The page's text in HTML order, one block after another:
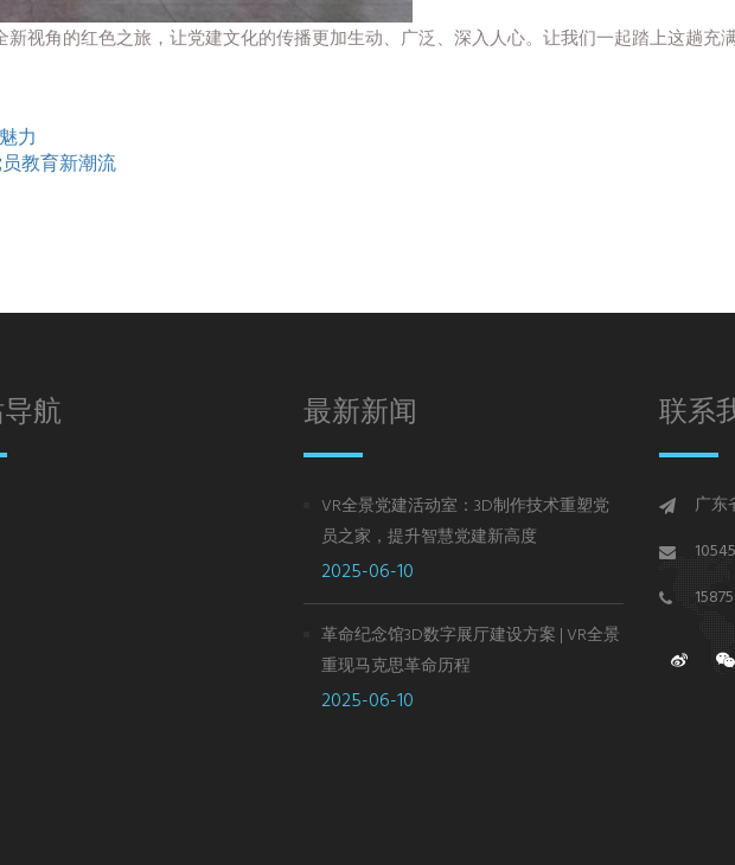
视角的红色之旅，让党建文化的传播更加生动、广泛、深入人心。让我们一起踏上这趟充
力
教育新潮流
航 最新新闻
VR全景党建活动室：3D制作技术重塑党
员之家，提升智慧党建新高度
2025-06-10
革命纪念馆3D数字展厅建设方案 | VR全景
重现马克思革命历程
2025-06-10
联系
广东